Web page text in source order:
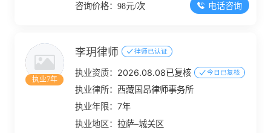
咨询价格：98元/次 电话咨询
执业7年
李玥律师 律师已认证
执业资质： 2026.08.08已复核 今日已复核
执业律所：西藏国昂律师事务所
执业年限：7年
执业地区：拉萨–城关区